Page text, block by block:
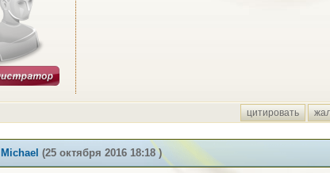
цитировать
Michael (25 октября 2016 18:18 )